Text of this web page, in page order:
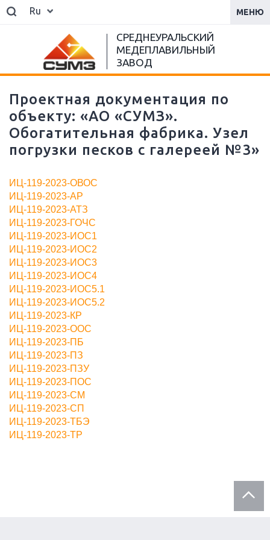
Ru МЕНЮ
СРЕДНЕУРАЛЬСКИЙ
МЕДЕПЛАВИЛЬНЫЙ
ЗАВОД
Проектная документация по
объекту: «АО «СУМЗ».
Обогатительная фабрика. Узел
погрузки песков с галереей №3»
ИЦ-119-2023-ОВОС
ИЦ-119-2023-АР
ИЦ-119-2023-АТЗ
ИЦ-119-2023-ГОЧС
ИЦ-119-2023-ИОС1
ИЦ-119-2023-ИОС2
ИЦ-119-2023-ИОС3
ИЦ-119-2023-ИОС4
ИЦ-119-2023-ИОС5.1
ИЦ-119-2023-ИОС5.2
ИЦ-119-2023-КР
ИЦ-119-2023-ООС
ИЦ-119-2023-ПБ
ИЦ-119-2023-ПЗ
ИЦ-119-2023-ПЗУ
ИЦ-119-2023-ПОС
ИЦ-119-2023-СМ
ИЦ-119-2023-СП
ИЦ-119-2023-ТБЭ
ИЦ-119-2023-ТР